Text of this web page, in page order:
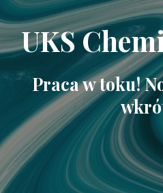
UKS
Praca w toku!